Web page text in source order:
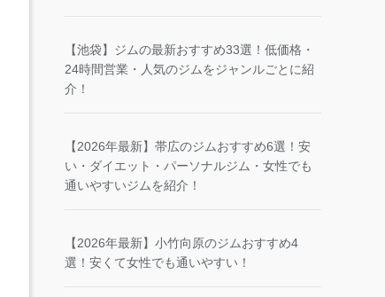
【池袋】ジムの最新おすすめ33選！低価格・
24時間営業・人気のジムをジャンルごとに紹
介！
【2026年最新】帯広のジムおすすめ6選！安
い・ダイエット・パーソナルジム・女性でも
通いやすいジムを紹介！
【2026年最新】小竹向原のジムおすすめ4
選！安くて女性でも通いやすい！